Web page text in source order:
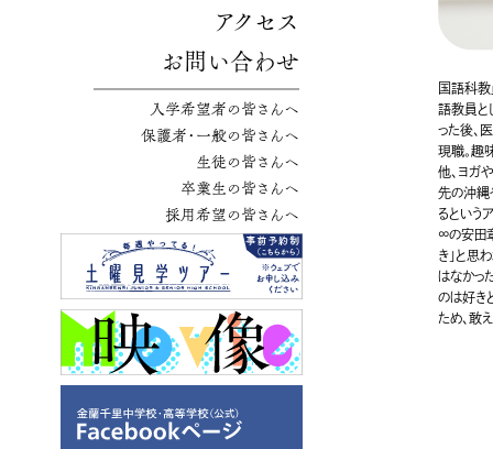
国語科教
語教員と
った後、
現職。趣
他、ヨガ
先の沖縄
るという
∞の安田
き」と思
はなかっ
のは好き
ため、敢
アクセス
お問い合わせ
入学希望者の皆さんへ
保護者・一般の皆さんへ
生徒の皆さんへ
卒業生の皆さんへ
採用希望の皆さんへ